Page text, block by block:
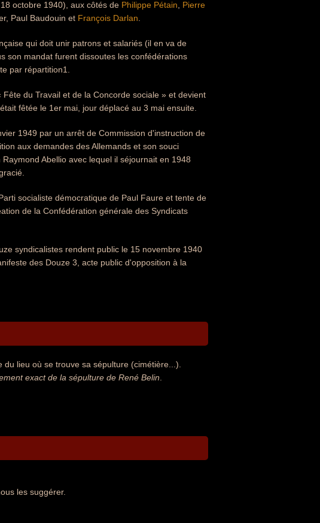
octobre 1940), aux côtés de Philippe Pétain
Pierre
Paul Baudouin et François Darlan
qui doit unir patrons et salariés (il en va de
son mandat furent dissoutes les confédérations
par répartition1.
du Travail et de la Concorde sociale » et devient
fêtée le 1er mai, jour déplacé au 3 mai ensuite.
1949 par un arrêt de Commission d'instruction de
aux demandes des Allemands et son souci
Abellio avec lequel il séjournait en 1948
socialiste démocratique de Paul Faure et tente de
de la Confédération générale des Syndicats
syndicalistes rendent public le 15 novembre 1940
des Douze 3, acte public d'opposition à la
lieu où se trouve sa sépulture (cimétière...).
exact de la sépulture de René Belin
les suggérer.